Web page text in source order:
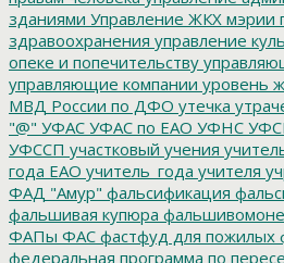
зданиями Управление ЖКХ мэрии
здравоохранения управление
опеке и попечительству
управляющие компании уровень
МВД России по ДФО утечка
"@" УФАС УФАС по ЕАО УФНС
УФССП участковый учения
года ЕАО учитель_года учителя
ФАД "Амур" фальсификация
фальшивая купюра
ФАПы ФАС фастфуд для пожилых
федеральная программа по